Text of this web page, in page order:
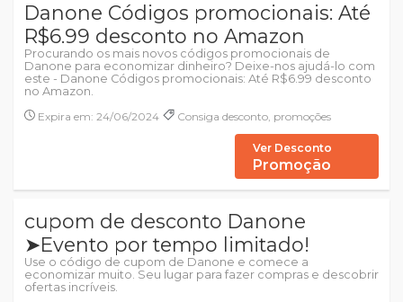
Danone Códigos promocionais: Até
R$6.99 desconto no Amazon
Procurando os mais novos códigos promocionais de
Danone para economizar dinheiro? Deixe-nos ajudá-lo com
este - Danone Códigos promocionais: Até R$6.99 desconto
no Amazon.
Expira em: 24/06/2024
Consiga desconto, promoções
Ver Desconto
Promoção
cupom de desconto Danone
➤Evento por tempo limitado!
Use o código de cupom de Danone e comece a
economizar muito. Seu lugar para fazer compras e descobrir
ofertas incríveis.